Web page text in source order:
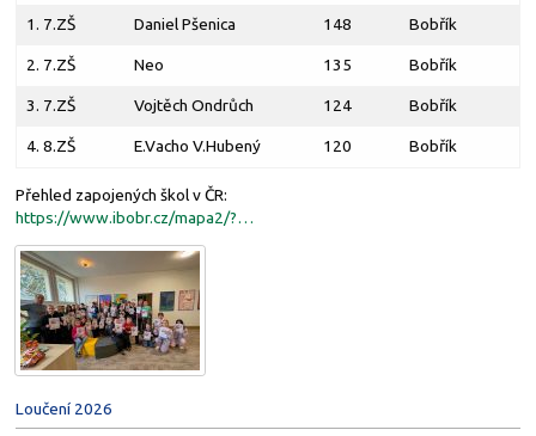
Loučení 2026
1. 7.ZŠ Daniel Pšenica 148 Bobřík
2. 7.ZŠ Neo 135 Bobřík
3. 7.ZŠ Vojtěch Ondrůch 124 Bobřík
4. 8.ZŠ E.Vacho V.Hubený 120 Bobřík
Přehled zapojených škol v ČR:
https://www.ibobr.cz/mapa2/?…